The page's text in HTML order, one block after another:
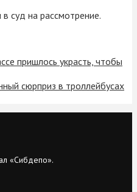
суд на рассмотрение.
пришлось украсть, чтобы
сюрприз в троллейбусах
«Сибдепо».